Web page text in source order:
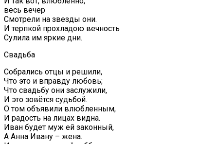
весь вечер
Смотрели на звезды они.
И терпкой прохладою вечность
Сулила им яркие дни.
Свадьба
Собрались отцы и решили,
Что это и вправду любовь;
Что свадьбу они заслужили,
И это зовётся судьбой.
О том объявили влюбленным,
И радость на лицах видна.
Иван будет муж ей законный,
А Анна Ивану – жена.